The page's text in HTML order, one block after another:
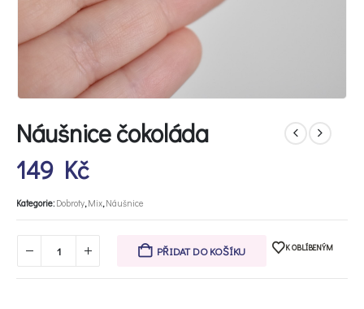
Náušnice čokoláda
149 Kč
Kategorie:Dobroty,Mix,Náušnice
PŘIDAT DO KOŠÍKU K OBLÍBENÝM